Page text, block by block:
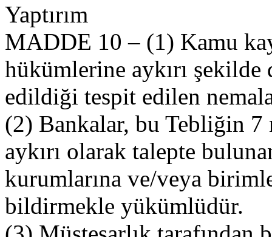
Yaptırım
MADDE 10 – (1) Kamu
hükümlerine aykırı
edildiği tespit edilen
(2) Bankalar, bu Tebliğin 7
aykırı olarak talepte
kurumlarına ve/veya
bildirmekle yükümlüdür.